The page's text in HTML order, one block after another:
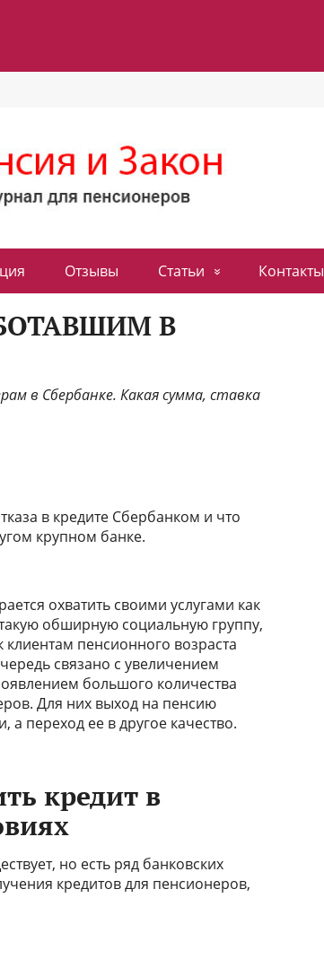
Отзывы Статьи Контакты
В
в Сбербанке. Какая сумма, ставка
в кредите Сбербанком и что
крупном банке.
охватить своими услугами как
обширную социальную группу,
пенсионного возраста
связано с увеличением
большого количества
Для них выход на пенсию
переход ее в другое качество.
кредит в
но есть ряд банковских
кредитов для пенсионеров,